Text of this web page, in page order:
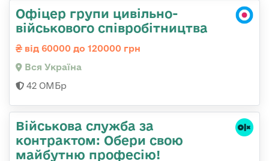
Офіцер групи цивільно-
військового співробітництва
від 60000 до 120000 грн
Вся Україна
42 ОМБр
Військова служба за
контрактом: Обери свою
майбутню професію!